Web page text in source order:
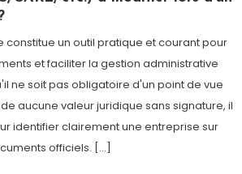
constitue un outil pratique et courant pour
et faciliter la gestion administrative
ne soit pas obligatoire d'un point de vue
aucune valeur juridique sans signature, il
identifier clairement une entreprise sur
officiels. […]